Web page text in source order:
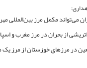
می‌تواند مکمل مرز بین‌المللی
از بحران در مرز مغرب و